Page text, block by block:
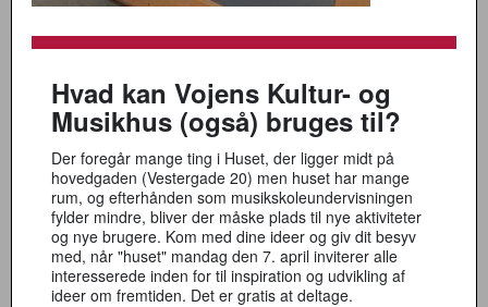
Hvad kan Vojens Kultur- og
Musikhus (også) bruges til?
Der foregår mange ting i Huset, der ligger midt på
hovedgaden (Vestergade 20) men huset har mange
rum, og efterhånden som musikskoleundervisningen
fylder mindre, bliver der måske plads til nye aktiviteter
og nye brugere. Kom med dine ideer og giv dit besyv
med, når "huset" mandag den 7. april inviterer alle
interesserede inden for til inspiration og udvikling af
ideer om fremtiden. Det er gratis at deltage.